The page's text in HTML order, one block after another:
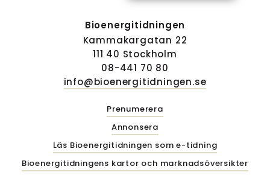
Bioenergitidningen
Kammakargatan 22
111 40 Stockholm
08-441 70 80
info@bioenergitidningen.se
Prenumerera
Annonsera
Läs Bioenergitidningen som e-tidning
Bioenergitidningens kartor och marknadsöversikter